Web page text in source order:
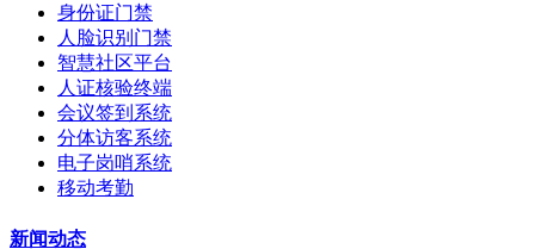
身份证门禁
人脸识别门禁
智慧社区平台
人证核验终端
会议签到系统
分体访客系统
电子岗哨系统
移动考勤
新闻动态